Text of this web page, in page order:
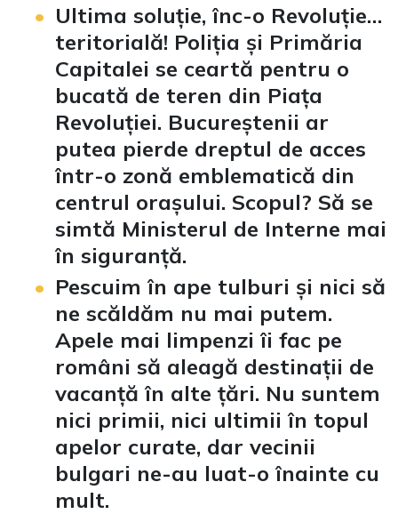
Ultima soluție, înc-o Revoluție…
teritorială! Poliția și Primăria
Capitalei se ceartă pentru o
bucată de teren din Piața
Revoluției. Bucureștenii ar
putea pierde dreptul de acces
într-o zonă emblematică din
centrul orașului. Scopul? Să se
simtă Ministerul de Interne mai
în siguranță.
Pescuim în ape tulburi și nici să
ne scăldăm nu mai putem.
Apele mai limpenzi îi fac pe
români să aleagă destinații de
vacanță în alte țări. Nu suntem
nici primii, nici ultimii în topul
apelor curate, dar vecinii
bulgari ne-au luat-o înainte cu
mult.